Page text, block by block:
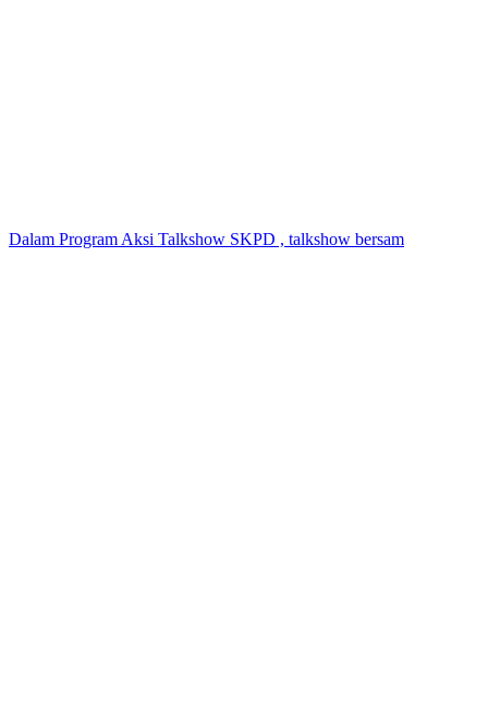
Dalam Program Aksi Talkshow SKPD , talkshow bersam